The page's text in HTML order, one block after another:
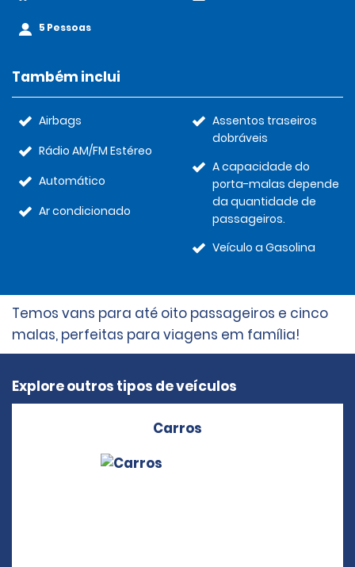
5 Pessoas
Também inclui
Airbags
Rádio AM/FM Estéreo
Automático
Ar condicionado
Assentos traseiros
dobráveis
A capacidade do
porta-malas depende
da quantidade de
passageiros.
Veículo a Gasolina
Temos vans para até oito passageiros e cinco
malas, perfeitas para viagens em família!
Explore outros tipos de veículos
Carros